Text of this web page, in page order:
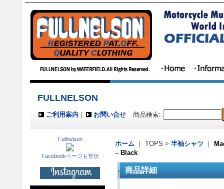
FULLNELSON
ご利用案内 ｜ お問い合せ 商品検索:
Fullnelson
Facebookページも宣伝
ホーム ｜ TOPS > 半袖シャツ ｜
– Black
商品詳細